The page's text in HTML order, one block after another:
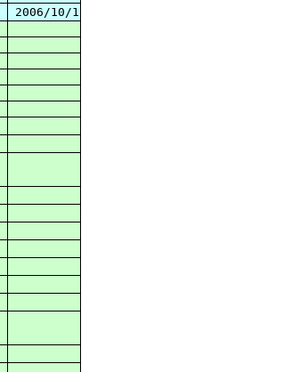
2006/10/1